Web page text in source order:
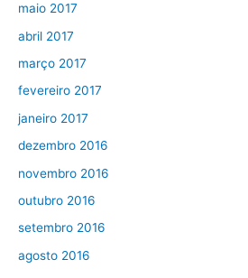
maio 2017
abril 2017
março 2017
fevereiro 2017
janeiro 2017
dezembro 2016
novembro 2016
outubro 2016
setembro 2016
agosto 2016